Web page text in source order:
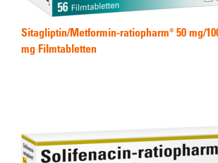
Sitagliptin/Metformin-ratiopharm® 50 mg/
mg Filmtabletten